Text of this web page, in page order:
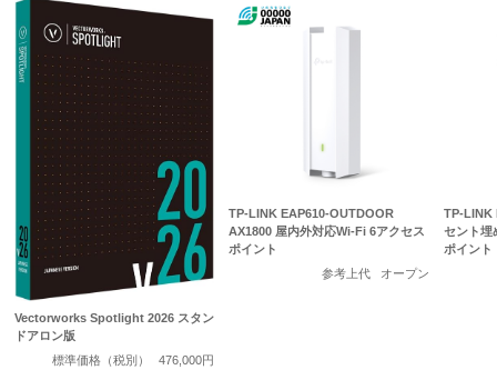
Vectorworks Spotlight 2026 スタン
ドアロン版
標準価格（税別）
476,000円
TP-LINK EAP610-OUTDOOR
AX1800 屋内外対応Wi-Fi 6アクセス
ポイント
参考上代
オープン
TP-LINK
セント埋
ポイント